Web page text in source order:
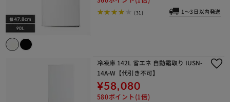
(31) 1～3日以内発送
冷凍庫 142L 省エネ 自動霜取り IUSN-
14A-W【代引き不可】
¥58,080
580ポイント(1倍)